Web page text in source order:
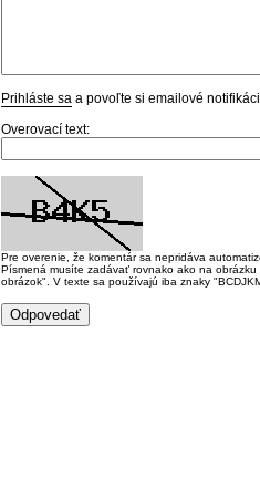
Prihláste sa a povoľte si emailové
Overovací text:
Pre overenie, že komentár sa nepridáva
Písmená musíte zadávať rovnako ako na
obrázok". V texte sa používajú iba znaky